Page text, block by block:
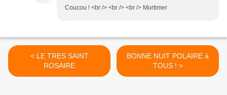
Coucou ! <br /> <br /> <br /> Mortimer
< LE TRES SAINT
ROSAIRE
BONNE NUIT POLAIRE à
TOUS ! >